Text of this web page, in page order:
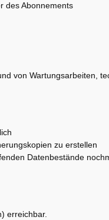
des Abonnements
von Wartungsarbeiten,
zu erstellen
Datenbestände
erreichbar.